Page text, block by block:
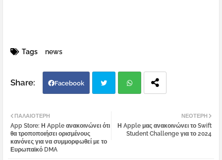
Tags news
Facebook
tter atsa
ΝΕΌΤΕΡΗ
Η Apple μας ανακοινώνει το Swift
Student Challenge για το 2024
ΠΑΛΑΙΌΤΕΡΗ
App Store: Η Apple ανακοινώνει ότι
θα τροποποιήσει ορισμένους
κανόνες για να συμμορφωθεί με το
Ευρωπαϊκό DMA